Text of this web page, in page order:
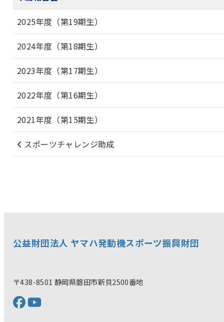
2025年度（第19期生）
2024年度（第18期生）
2023年度（第17期生）
2022年度（第16期生）
2021年度（第15期生）
スポーツチャレンジ助成
公益財団法人 ヤマハ発動機スポーツ振興財団
〒438-8501 静岡県磐田市新貝2500番地